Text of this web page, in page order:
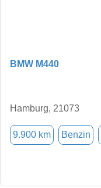
BMW M440
Hamburg, 21073
9.900 km Benzin